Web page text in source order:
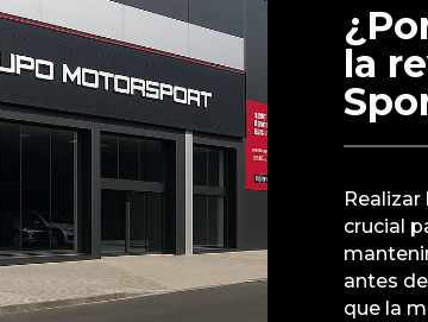
la
crucial
antes
que la